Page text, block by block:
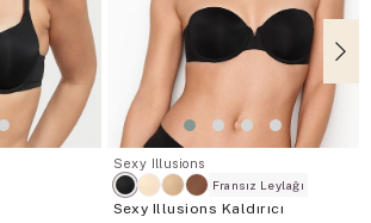
Sexy Illusions
Fransız Leylağı
Sexy Illusions Kaldırıcı